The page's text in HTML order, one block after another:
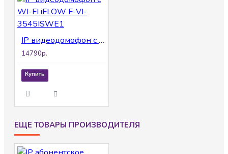
IP видеодомофон с WI-FI iFLOW F-VI-3545ISWE1
14790р.
Купить
ЕЩЕ ТОВАРЫ ПРОИЗВОДИТЕЛЯ